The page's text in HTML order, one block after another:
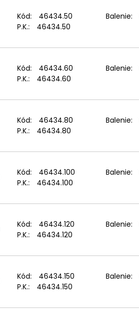
Kód: 46434.50 Balenie:
P.K.:
46434.50
Kód: 46434.60 Balenie:
P.K.:
46434.60
Kód: 46434.80 Balenie:
P.K.:
46434.80
Kód: 46434.100 Balenie:
P.K.:
46434.100
Kód: 46434.120 Balenie:
P.K.:
46434.120
Kód: 46434.150 Balenie:
P.K.:
46434.150